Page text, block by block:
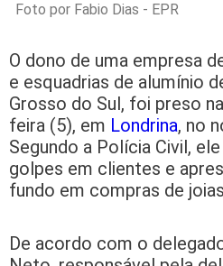
Foto por Fabio Dias - EPR
O dono de uma empresa
e esquadrias de alumínio
Grosso do Sul, foi preso
feira (5), em Londrina, no
Segundo a Polícia Civil,
golpes em clientes e
fundo em compras de
De acordo com o